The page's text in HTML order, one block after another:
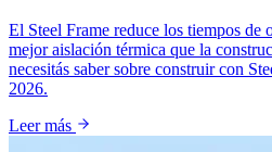
El Steel Frame reduce los tiempos de
mejor aislación térmica que la
necesitás saber sobre construir con
2026.
Leer más